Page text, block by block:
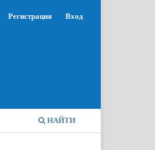
НАЙТИ
Регистрация Вход